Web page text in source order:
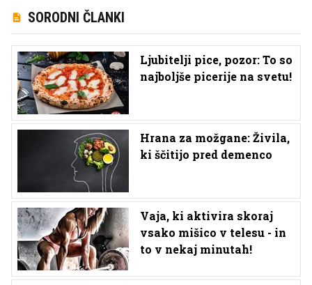
SORODNI ČLANKI
Ljubitelji pice, pozor: To so
najboljše picerije na svetu!
Hrana za možgane: Živila,
ki ščitijo pred demenco
Vaja, ki aktivira skoraj
vsako mišico v telesu - in
to v nekaj minutah!